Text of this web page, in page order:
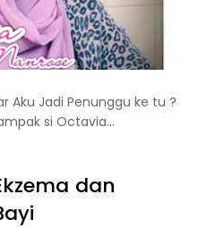
Aku Jadi Penunggu ke tu ?
si Octavia...
dan